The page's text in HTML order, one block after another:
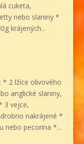
cuketa,
nebo slaniny *
krájených...
* 2 lžíce olivového
anglické slaniny,
3 vejce,
nakrájené *
nebo pecorina *...